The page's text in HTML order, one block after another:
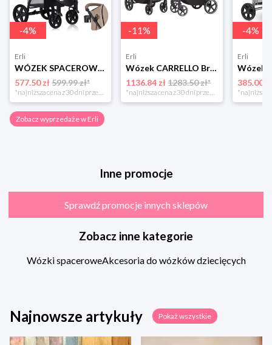
-4%
Erli
WÓZEK SPACEROWY DO 22KG DUŻE BEZOBSŁUGOWE KOŁA + Moskitiera LIONELO ANNET
577.50 zł599.99 zł*
-11%
Erli
Wózek CARRELLO Bravo SL Deluxe Copper Beige 2026
1136.84 zł 1283.50 zł*
-4%
Erli
385.00 zł
Zobacz wyprzedaże w Erli
Inne promocje
Sprawdź promocje innych sklepów
Zobacz inne kategorie
Wózki spaceroweAkcesoria do wózków dziecięcych
Najnowsze artykuły Pokaż wszystkie